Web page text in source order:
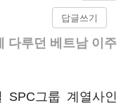
답글쓰기
다루던 베트남 이주
SPC그룹 계열사인